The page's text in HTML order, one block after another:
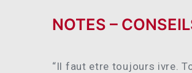
NOTES –
“Il faut etre toujours ivre.